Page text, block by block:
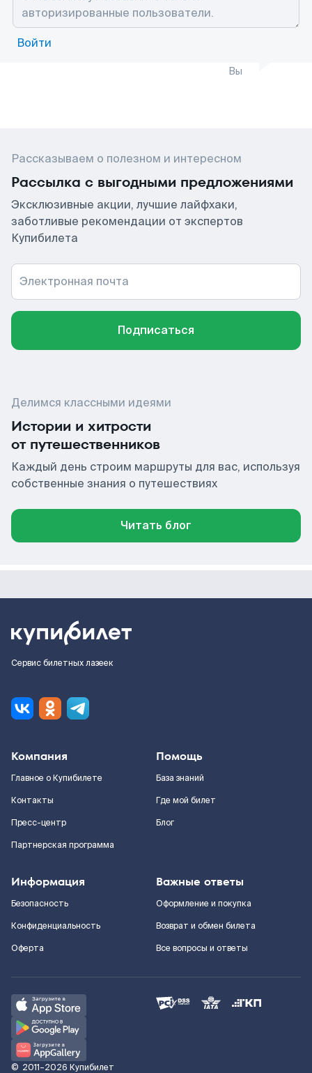
Войти
Вы
Рассказываем о полезном и интересном
Рассылка с выгодными предложениями
Эксклюзивные акции, лучшие лайфхаки,
заботливые рекомендации от экспертов
Купибилета
Электронная почта
Подписаться
Делимся классными идеями
Истории и хитрости
от путешественников
Каждый день строим маршруты для вас, используя
собственные знания о путешествиях
Читать блог
Сервис билетных лазеек
Компания
Главное о Купибилете
Контакты
Пресс-центр
Партнерская программа
Помощь
База знаний
Где мой билет
Блог
Информация
Безопасность
Конфиденциальность
Оферта
Важные ответы
Оформление и покупка
Возврат и обмен билета
Все вопросы и ответы
© 2011–2026 Купибилет